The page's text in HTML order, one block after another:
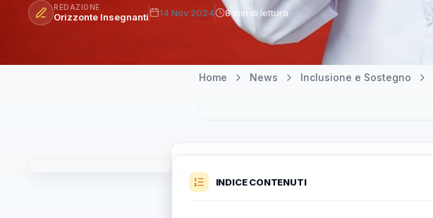
REDAZIONE
Orizzonte Insegnanti 14 Nov 2024 8 min di lettura
Home News Inclusione e Sostegno
INDICE CONTENUTI